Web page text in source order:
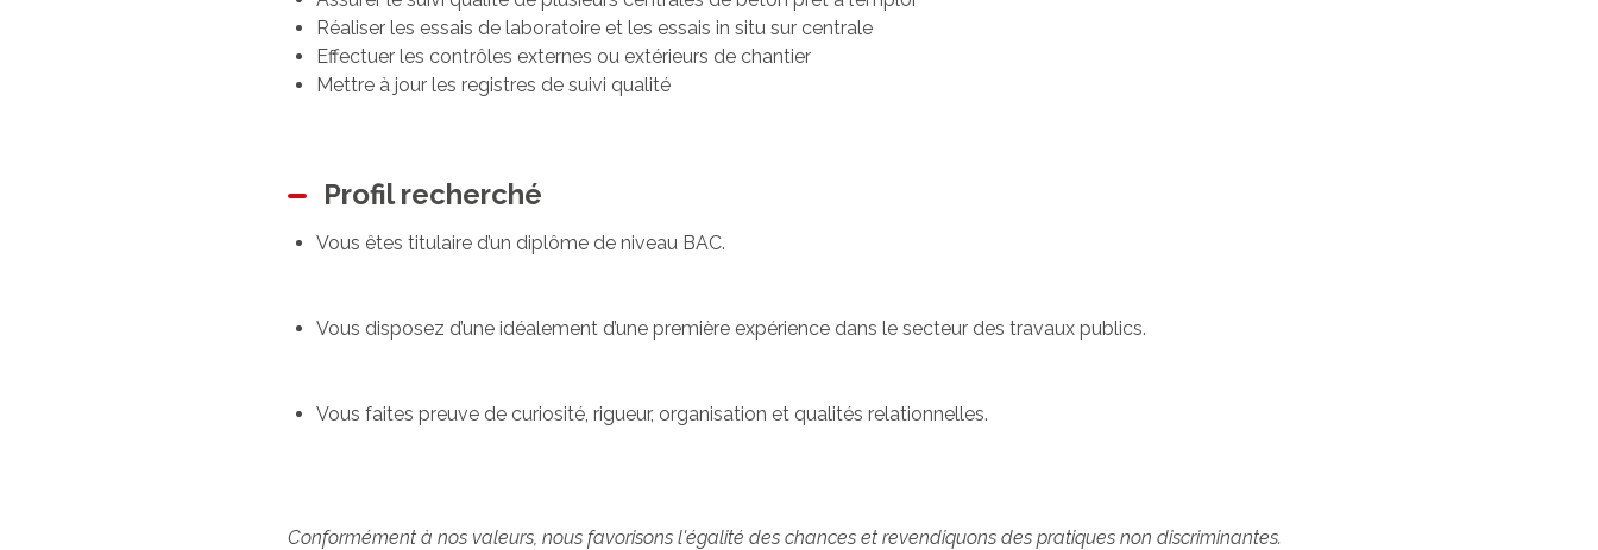
Réaliser les essais de laboratoire et les essais in situ sur centrale
Effectuer les contrôles externes ou extérieurs de chantier
Mettre à jour les registres de suivi qualité
Profil recherché
Vous êtes titulaire d’un diplôme de niveau BAC.
Vous disposez d’une idéalement d’une première expérience dans le secteur des travaux publics.
Vous faites preuve de curiosité, rigueur, organisation et qualités relationnelles.
Conformément à nos valeurs, nous favorisons l'égalité des chances et revendiquons des pratiques non discriminantes.